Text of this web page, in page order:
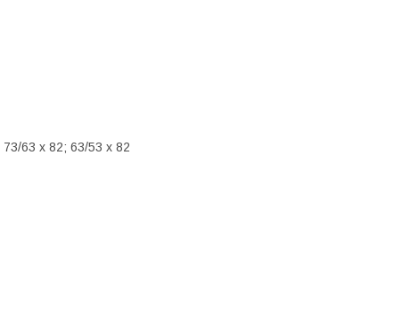
63 х 82; 63/53 х 82